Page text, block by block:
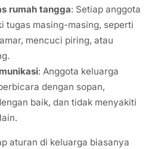
rumah tangga: Setiap anggota
tugas masing-masing, seperti
mencuci piring, atau
: Anggota keluarga
dengan sopan,
baik, dan tidak menyakiti
aturan di keluarga biasanya